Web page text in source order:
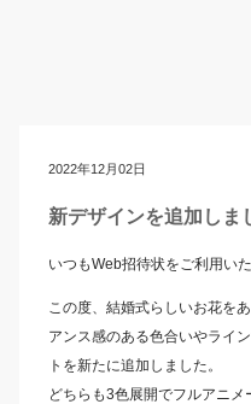
2022年12月02日
新デザインを追加しま
いつもWeb招待状をご利用い
この度、結婚式らしいお花を
アンス感のある色合いやライ
トを新たに追加しました。
どちらも3色展開でフルアニメ